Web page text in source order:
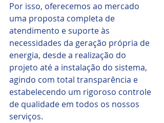
referrerpolicy="strict-origin-when-cross-
origin" allowfullscreen></iframe>
Por isso, oferecemos ao mercado
uma proposta completa de
atendimento e suporte às
necessidades da geração própria de
energia, desde a realização do
projeto até a instalação do sistema,
agindo com total transparência e
estabelecendo um rigoroso controle
de qualidade em todos os nossos
serviços.